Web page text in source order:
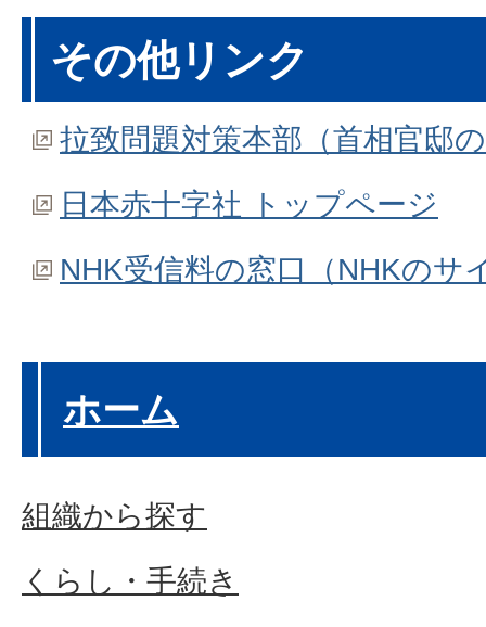
その他リンク
拉致問題対策本部（首相官邸
日本赤十字社 トップページ
NHK受信料の窓口（NHKのサ
ホーム
組織から探す
くらし・手続き